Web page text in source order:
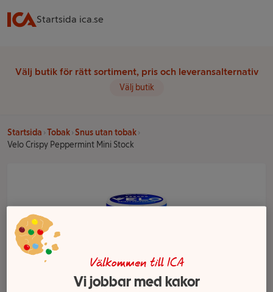
Startsida ica.se
Välj butik för rätt sortiment, pris och leveransalternativ
Välj butik
Startsida Tobak Snus utan tobak
Velo Crispy Peppermint Mini Stock
Välkommen till ICA
Vi jobbar med kakor